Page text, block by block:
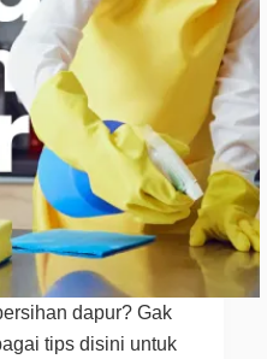
dapur? Gak
tips disini untuk